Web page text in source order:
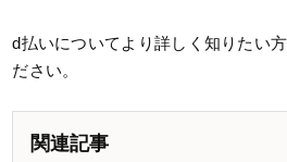
d払いについてより詳しく知りたい
ださい。
関連記事